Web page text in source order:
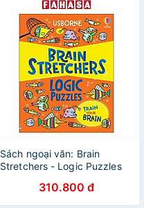
Sách ngoại văn: Brain
Stretchers - Logic Puzzles
310.800 đ